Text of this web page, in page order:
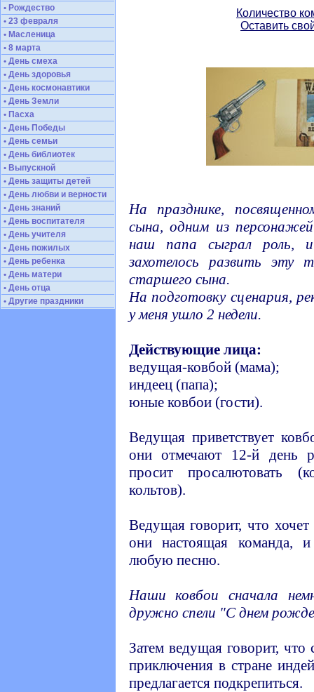
• Рождество
• 23 февраля
• Масленица
• 8 марта
• День смеха
• День здоровья
• День космонавтики
• День Земли
• Пасха
• День Победы
• День семьи
• День библиотек
• Выпускной
• День защиты детей
• День любви и верности
• День знаний
• День воспитателя
• День учителя
• День пожилых
• День ребенка
• День матери
• День отца
• Другие праздники
Количество
Оставить
На празднике,
сына, одним из
наш папа сыграл роль,
захотелось развить эту
старшего сына.
На подготовку сценария,
у меня ушло 2 недели.
Действующие лица:
ведущая-ковбой (мама);
индеец (папа);
юные ковбои (гости).
Ведущая приветствует
они отмечают 12-й день
просит просалютовать
кольтов).
Ведущая говорит, что
они настоящая команда,
любую песню.
Наши ковбои сначала
дружно спели "С днем
Затем ведущая говорит,
приключения в стране
предлагается подкрепиться.